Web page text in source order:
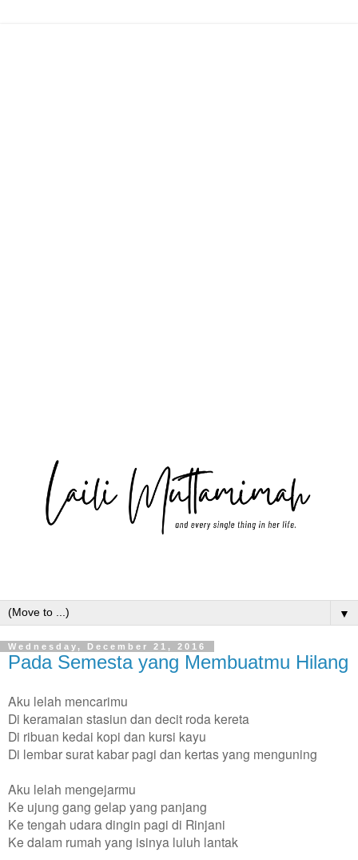
▼
Wednesday, December 21, 2016
Pada Semesta yang Membuatmu Hilang
Aku lelah mencarimu
Di keramaian stasiun dan decit roda kereta
Di ribuan kedai kopi dan kursi kayu
Di lembar surat kabar pagi dan kertas yang menguning
Aku lelah mengejarmu
Ke ujung gang gelap yang panjang
Ke tengah udara dingin pagi di Rinjani
Ke dalam rumah yang isinya luluh lantak